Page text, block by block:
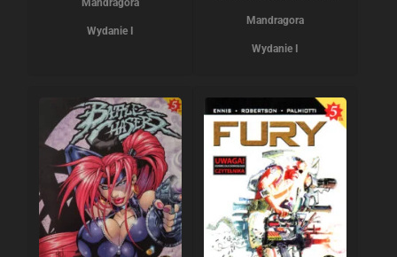
Mandragora
Wydanie I
Mandragora
Wydanie I